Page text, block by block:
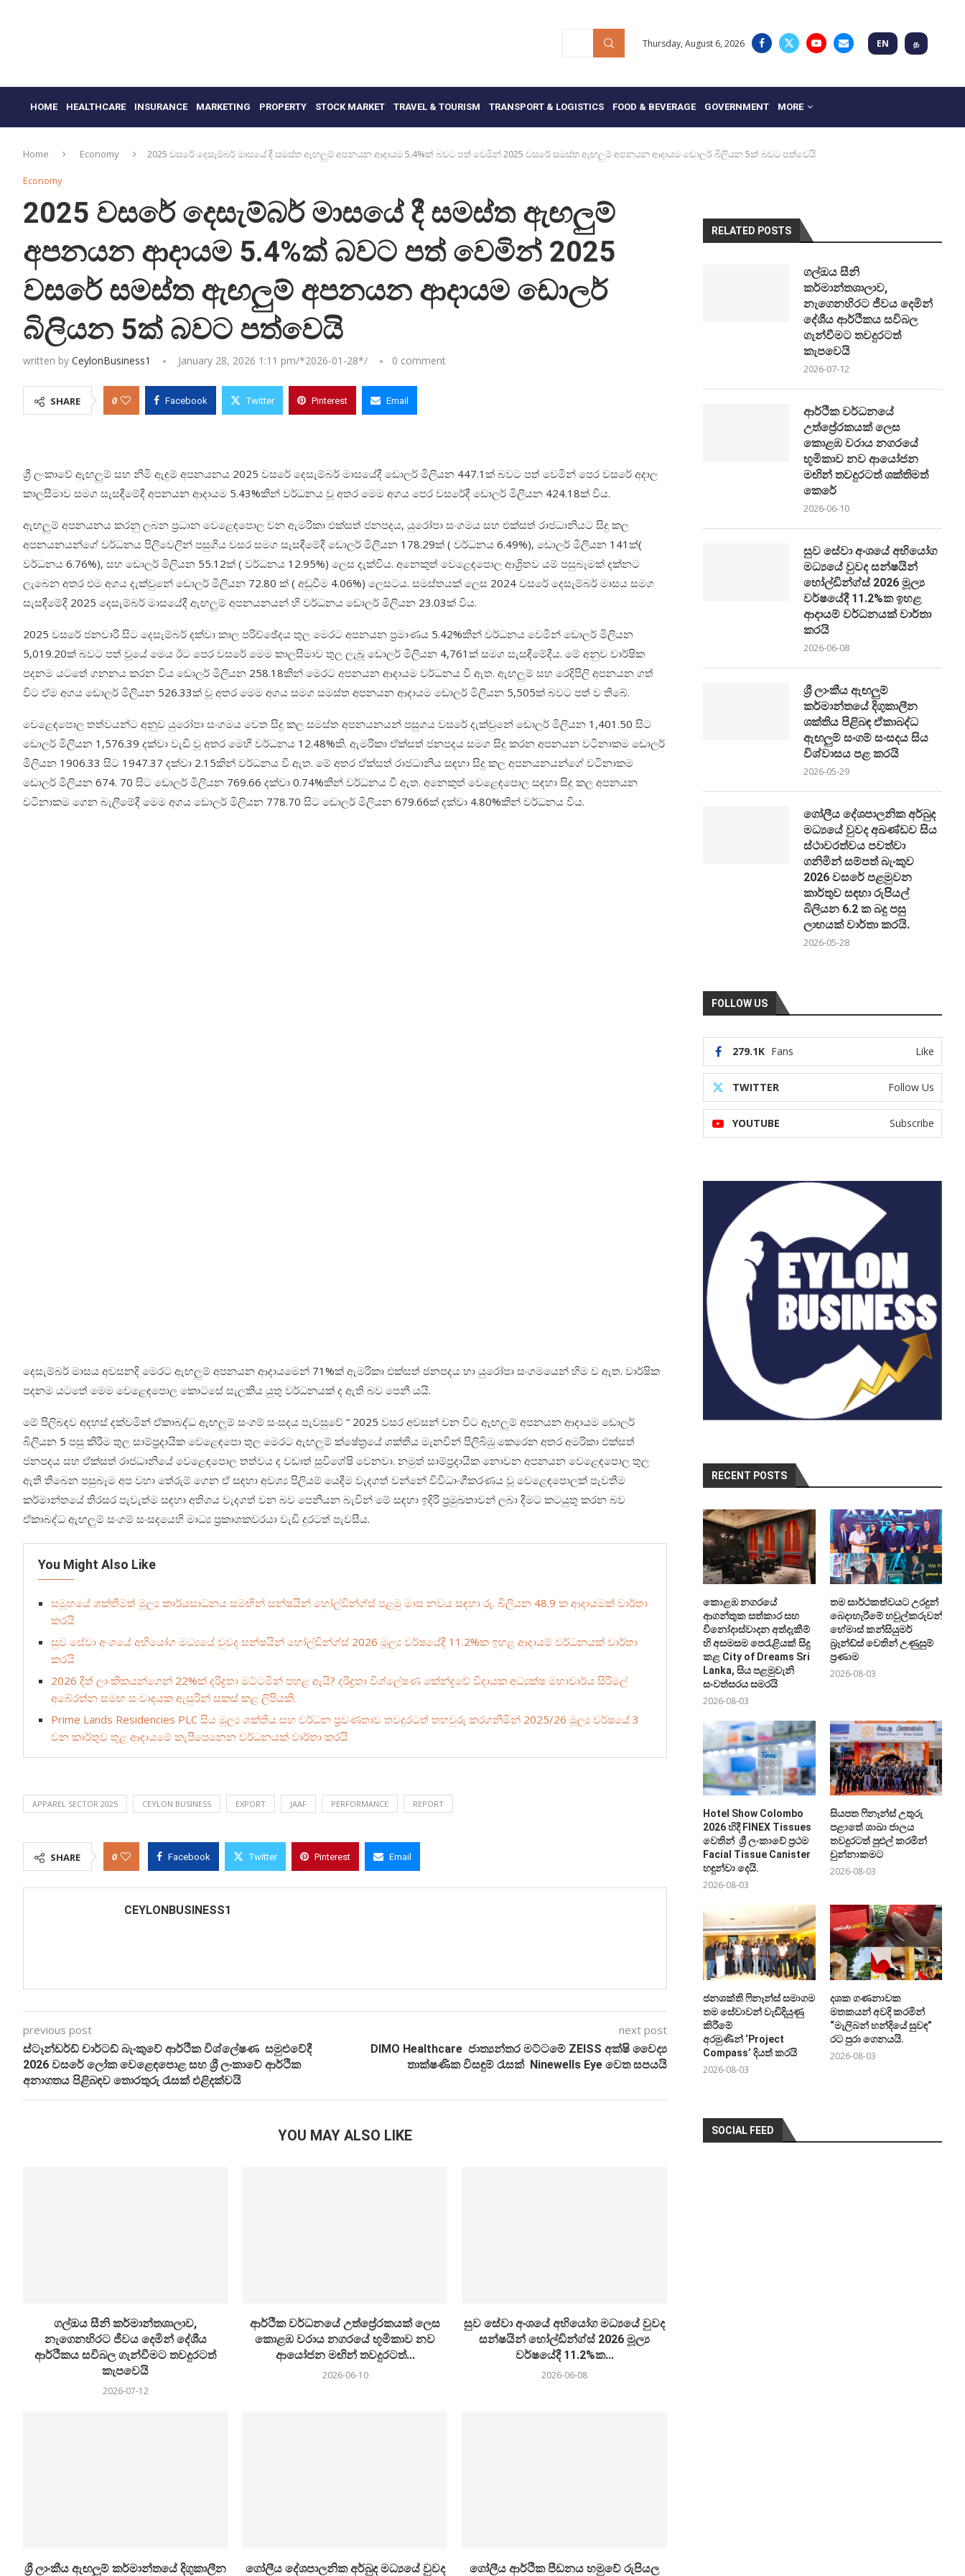
Thursday, August 6, 2026 EN த
HOME HEALTHCARE INSURANCE MARKETING PROPERTY STOCK MARKET TRAVEL & TOURISM TRANSPORT & LOGISTICS FOOD & BEVERAGE GOVERNMENT MORE
Home Economy 2025 වසරේ දෙසැම්බර් මාසයේ දී සමස්ත ඇඟලුම් අපනයන ආදායම 5.4%ක් බවට පත් වෙමින් 2025 වසරේ සමස්ත ඇඟලුම් අපනයන ආදායම ඩොලර් බිලියන 5ක් බවට පත්වෙයි
Economy
2025 වසරේ දෙසැම්බර් මාසයේ දී සමස්ත ඇඟලුම්
අපනයන ආදායම 5.4%ක් බවට පත් වෙමින් 2025
වසරේ සමස්ත ඇඟලුම් අපනයන ආදායම ඩොලර්
බිලියන 5ක් බවට පත්වෙයි
written by CeylonBusiness1 January 28, 2026 1:11 pm/*2026-01-28*/ 0 comment
SHARE 0 Facebook Twitter Pinterest Email
ශ්‍රී ලංකාවේ ඇඟලුම් සහ නිමි ඇඳුම් අපනයනය 2025 වසරේ දෙසැම්බර් මාසයේදී ඩොලර් මිලියන 447.1ක් බවට පත් වෙමින් පෙර වසරේ අදාල
කාලසීමාව සමග සැසඳීමේදී අපනයන ආදායම 5.43%කින් වර්ධනය වූ අතර මෙම අගය පෙර වසරේදී ඩොලර් මිලියන 424.18ක් විය.
ඇඟලුම් අපනයනය කරනු ලබන ප්‍රධාන වෙළෙඳපොල වන ඇමරිකා එක්සත් ජනපදය, යුරෝපා සංගමය සහ එක්සත් රාජධානියට සිදු කල
අපනයනයන්ගේ වර්ධනය පිලිවෙලින් පසුගිය වසර සමග සැසඳීමේදී ඩොලර් මිලියන 178.29ක් ( වර්ධනය 6.49%), ඩොලර් මිලියන 141ක්(
වර්ධනය 6.76%), සහ ඩොලර් මිලියන 55.12ක් ( වර්ධනය 12.95%) ලෙස දැක්වීය. අනෙකුත් වෙළෙඳපොල ආශ්‍රිතව යම් පසුබෑමක් දක්නට
ලැබෙන අතර එම අගය දැක්වුනේ ඩොලර් මිලියන 72.80 ක් ( අඩුවීම 4.06%) ලෙසටය. සමස්තයක් ලෙස 2024 වසරේ දෙසැම්බර් මාසය සමග
සැසඳීමේදී 2025 දෙසැම්බර් මාසයේදී ඇඟලුම් අපනයනයන් හි වර්ධනය ඩොලර් මිලියන 23.03ක් විය.
2025 වසරේ ජනවාරි සිට දෙසැම්බර් දක්වා කාල පරිච්ඡේදය තුල මෙරට අපනයන ප්‍රමාණය 5.42%කින් වර්ධනය වෙමින් ඩොලර් මිලියන
5,019.20ක් බවට පත් වූයේ මෙය ඊට පෙර වසරේ මෙම කාලසීමාව තුල ලැබූ ඩොලර් මිලියන 4,761ක් සමග සැසඳීමේදීය. මේ අනුව වාර්ෂික
පදනම යටතේ ගනනය කරන විය ඩොලර් මිලියන 258.18කින් මෙරට අපනයන ආදායම වර්ධනය වී ඇත. ඇඟලුම් සහ රෙදිපිලි අපනයන ගත්
විට ඒම අගය ඩොලර් මිලියන 526.33ක් වූ අතර මෙම අගය සමග සමස්ත අපනයන ආදායම ඩොලර් මිලියන 5,505ක් බවට පත් ව තිබේ.
වෙළෙඳපොල තත්වයන්ට අනුව යුරෝපා සංගමය වෙත සිදු කල සමස්ත අපනයනයන් පසුගය වසරේ දැක්වුනේ ඩොලර් මිලියන 1,401.50 සිට
ඩොලර් මිලියන 1,576.39 දක්වා වැඩි වූ අතර මෙහි වර්ධනය 12.48%කි. ඇමරිකා ඒක්සත් ජනපදය සමග සිදු කරන අපනයන වටිනාකම ඩොලර්
මිලියන 1906.33 සිට 1947.37 දක්වා 2.15කින් වර්ධනය වී ඇත. මේ අතර ඒක්සත් රාජධානිය සඳහා සිදු කල අපනයනයන්ගේ වටිනාකම
ඩොලර් මිලියන 674. 70 සිට ඩොලර් මිලියන 769.66 දක්වා 0.74%කින් වර්ධනය වී ඇත. අනෙකුත් වෙළෙඳපොල සඳහා සිදු කල අපනයන
වටිනාකම ගෙන බැලීමේදී මෙම අගය ඩොලර් මිලියන 778.70 සිට ඩොලර් මිලියන 679.66ක් දක්වා 4.80%කින් වර්ධනය විය.
දෙසැම්බර් මාසය අවසනදි මෙරට ඇඟලුම් අපනයන ආදායමෙන් 71%ක් ඇමරිකා එක්සත් ජනපදය හා යුරෝපා සංගමයෙන් හිම ව ඇත. වාර්ෂික
පදනම යටතේ මෙම වෙළෙඳපොල කොටසේ සැලකිය යුතු වර්ධනයක් ද ඇති බව පෙනී යයි.
මේ පිලිබඳව අදහස් දක්වමින් ඒකාබද්ධ ඇඟලුම් සංගම් සංසදය පැවසුවේ “ 2025 වසර අවසන් වන විට ඇඟලුම් අපනයන ආදායම ඩොලර්
බිලියන 5 පසු කිරීම තුල සාම්ප්‍රදායික වෙළෙඳපො තුල මෙරට ඇඟලුම් ක්ෂේත්‍රයේ ශක්තිය මැනවින් පිලිබිඹු කෙරෙන අතර අමරිකා එක්සත්
ජනපදය සහ ඒක්සත් රාජධානියේ වෙළෙඳපොල තත්වය ද වඩාත් සුවිශේෂි වෙනවා. නමුත් සාම්ප්‍රදායික නොවන අපනයන වෙළෙඳපොල තුල
ඇති තිබෙන පසුබෑම අප වහා තේරුම් ගෙන ඒ සඳහා අවශ්‍ය පිලියම් යෙදීම වැදගත් වන්නේ විවිධාංගීකරණය වූ වෙළෙඳපොලක් පැවතීම
කර්මාන්තයේ තිරසර පැවැත්ම සඳහා අතිශය වැදගත් වන බව පෙනීයන බැවින් මේ සඳහා ඉදිරි ප්‍රමුඛතාවන් ලබා දීමට කටයුතු කරන බව
ඒකාබද්ධ ඇඟලුම් සංගම් සංසදයෙහි මාධ්‍ය ප්‍රකාශකවරයා වැඩි දුරටත් පැවසීය.
You Might Also Like
සමූහයේ ශක්තිමත් මූල්‍ය කාර්යසාධනය සමඟින් සන්ෂයින් හෝල්ඩින්ග්ස් පළමු මාස නවය සඳහා රු. බිලියන 48.9 ක ආදායමක් වාර්තා
කරයි
සුව සේවා අංශයේ අභියෝග මධ්‍යයේ වුවද සන්ෂයින් හෝල්ඩින්ග්ස් 2026 මූල්‍ය වර්ෂයේදී 11.2%ක ඉහළ ආදායම් වර්ධනයක් වාර්තා
කරයි
2026 දීත් ලාංකිකයන්ගෙන් 22%ක් දරිද්‍රතා මට්ටමින් පහළ ඇයි? දරිද්‍රතා විශ්ලේෂණ කේන්ද්‍රවේ විදායක අධ්‍යක්ෂ මහාචාර්ය සිරිමල්
අබේරත්න සමඟ සංවාදයක ඇසුරින් සකස් කළ ලිපියකි.
Prime Lands Residencies PLC සිය මූල්‍ය ශක්තිය සහ වර්ධන ප්‍රවණතාව තවදුරටත් තහවුරු කරගනිමින් 2025/26 මූල්‍ය වර්ෂයේ 3
වන කාර්තුව තුළ ආදායමේ කැපීපෙනෙන වර්ධනයක් වාර්තා කරයි
APPAREL SECTOR 2025 CEYLON BUSINESS EXPORT JAAF PERFORMANCE REPORT
SHARE 0 Facebook Twitter Pinterest Email
CEYLONBUSINESS1
previous post
ස්ටෑන්ඩර්ඩ් චාර්ටඩ් බැංකුවේ ආර්ථික විශ්ලේෂණ සමුළුවේදී
2026 වසරේ ලෝක වෙළෙඳපොළ සහ ශ්‍රී ලංකාවේ ආර්ථික
අනාගතය පිළිබඳව තොරතුරු රැසක් එළිදක්වයි
next post
DIMO Healthcare ජාත්‍යන්තර මට්ටමේ ZEISS අක්ෂි වෛද්‍ය
තාක්ෂණික විසඳුම් රැසක් Ninewells Eye වෙත සපයයි
YOU MAY ALSO LIKE
ගල්ඔය සීනි කර්මාන්තශාලාව,
නැගෙනහිරට ජීවය දෙමින් දේශීය
ආර්ථිකය සවිබල ගැන්වීමට තවදුරටත්
කැපවෙයි
2026-07-12
ආර්ථික වර්ධනයේ උත්ප්‍රේරකයක් ලෙස
කොළඹ වරාය නගරයේ භූමිකාව නව
ආයෝජන මඟින් තවදුරටත්...
2026-06-10
සුව සේවා අංශයේ අභියෝග මධ්‍යයේ වුවද
සන්ෂයින් හෝල්ඩින්ග්ස් 2026 මූල්‍ය
වර්ෂයේදී 11.2%ක...
2026-06-08
ශ්‍රී ලාංකීය ඇඟලුම් කර්මාන්තයේ දිගුකාලීන ගෝලීය දේශපාලනික අර්බුද මධ්‍යයේ වුවද ගෝලීය ආර්ථික පීඩනය හමුවේ රුපියල
RELATED POSTS
ගල්ඔය සීනි
කර්මාන්තශාලාව,
නැගෙනහිරට ජීවය දෙමින්
දේශීය ආර්ථිකය සවිබල
ගැන්වීමට තවදුරටත්
කැපවෙයි
2026-07-12
ආර්ථික වර්ධනයේ
උත්ප්‍රේරකයක් ලෙස
කොළඹ වරාය නගරයේ
භූමිකාව නව ආයෝජන
මඟින් තවදුරටත් ශක්තිමත්
කෙරේ
2026-06-10
සුව සේවා අංශයේ අභියෝග
මධ්‍යයේ වුවද සන්ෂයින්
හෝල්ඩින්ග්ස් 2026 මූල්‍ය
වර්ෂයේදී 11.2%ක ඉහළ
ආදායම් වර්ධනයක් වාර්තා
කරයි
2026-06-08
ශ්‍රී ලාංකීය ඇඟලුම්
කර්මාන්තයේ දිගුකාලීන
ශක්තිය පිළිබඳ ඒකාබද්ධ
ඇඟලුම් සංගම් සංසදය සිය
විශ්වාසය පළ කරයි
2026-05-29
ගෝලීය දේශපාලනික අර්බුද
මධ්‍යයේ වුවද අඛණ්ඩව සිය
ස්ථාවරත්වය පවත්වා
ගනිමින් සම්පත් බැංකුව
2026 වසරේ පළමුවන
කාර්තුව සඳහා රුපිියල්
බිලියන 6.2 ක බදු පසු
ලාභයක් වාර්තා කරයි.
2026-05-28
FOLLOW US
279.1K Fans Like
TWITTER Follow Us
YOUTUBE Subscribe
RECENT POSTS
කොළඹ නගරයේ
ආගන්තුක සත්කාර සහ
විනෝදාස්වාදන අත්දැකීම්
හි අසමසම පෙරැළියක් සිදු
කළ City of Dreams Sri
Lanka, සිය පළමුවැනි
සංවත්සරය සමරයි
2026-08-03
තම සාර්ථකත්වයට උරදුන්
බෙදාහැරීමේ හවුල්කරුවන්ට
හේමාස් කන්සියුමර්
බ්‍රෑන්ඩ්ස් වෙතින් උණුසුම්
ප්‍රණාම
2026-08-03
Hotel Show Colombo
2026 හිදී FINEX Tissues
වෙතින් ශ්‍රී ලංකාවේ ප්‍රථම
Facial Tissue Canister
හඳුන්වා දෙයි.
2026-08-03
සියපත ෆිනෑන්ස් උතුරු
පළාතේ ශාඛා ජාලය
තවදුරටත් පුළුල් කරමින්
චුන්නාකමට
2026-08-03
ජනශක්ති ෆිනෑන්ස් සමාගම
තම සේවාවන් වැඩිදියුණු
කිරීමේ
අරමුණින් ‘Project
Compass’ දියත් කරයි
2026-08-03
දශක ගණනාවක
මතකයන් අවදි කරමින්
“මැලිබන් හන්දියේ සුවඳ”
රට පුරා ගෙනයයි.
2026-08-03
SOCIAL FEED